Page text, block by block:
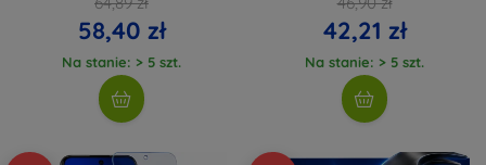
58,40 zł
Na stanie: > 5 szt.
42,21 zł
Na stanie: > 5 szt.